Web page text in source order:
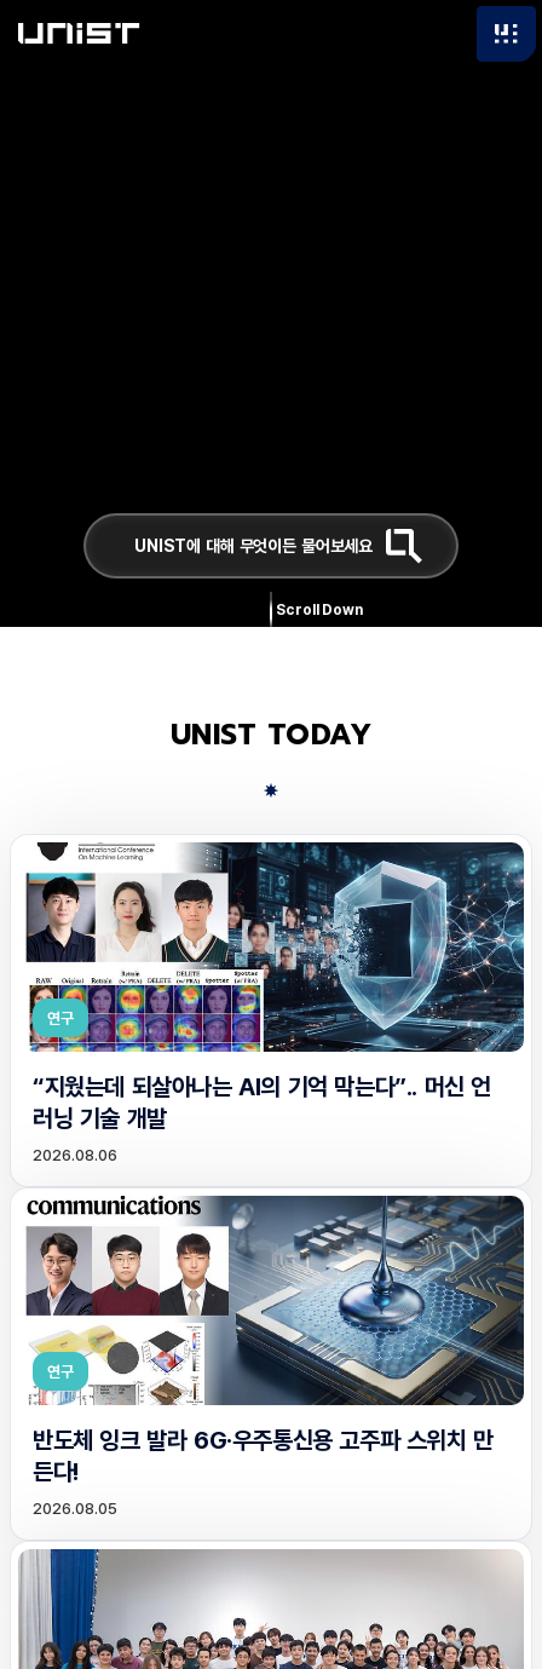
Scroll Down
UNIST TODAY
연구
“지웠는데 되살아나는 AI의 기억 막는다”.. 머신 언
러닝 기술 개발
2026.08.06
연구
반도체 잉크 발라 6G·우주통신용 고주파 스위치 만
든다!
2026.08.05